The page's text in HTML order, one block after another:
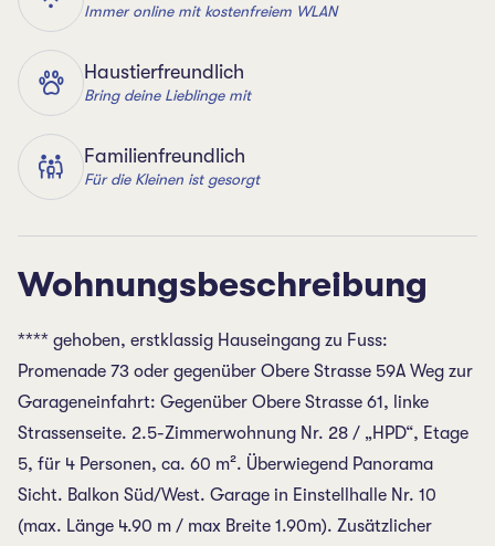
Immer online mit kostenfreiem WLAN
Haustierfreundlich
Bring deine Lieblinge mit
Familienfreundlich
Für die Kleinen ist gesorgt
Wohnungsbeschreibung
**** gehoben, erstklassig Hauseingang zu Fuss:
Promenade 73 oder gegenüber Obere Strasse 59A Weg zur
Garageneinfahrt: Gegenüber Obere Strasse 61, linke
Strassenseite. 2.5-Zimmerwohnung Nr. 28 / „HPD“, Etage
5, für 4 Personen, ca. 60 m². Überwiegend Panorama
Sicht. Balkon Süd/West. Garage in Einstellhalle Nr. 10
(max. Länge 4.90 m / max Breite 1.90m). Zusätzlicher